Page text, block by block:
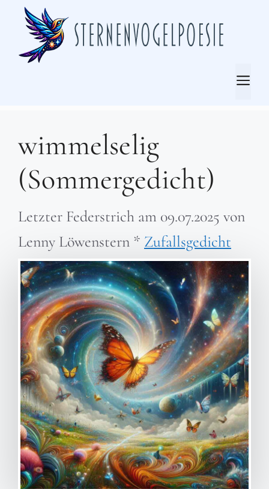
Zum
Inhalt
springen
wimmelselig
(Sommergedicht)
Letzter Federstrich am 09.07.2025 von
Lenny Löwenstern * Zufallsgedicht